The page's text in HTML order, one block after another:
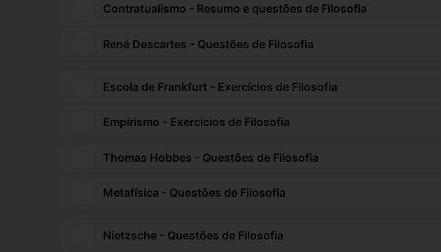
Contratualismo - Resumo e questões de Filosofia
René Descartes - Questões de Filosofia
Escola de Frankfurt - Exercícios de Filosofia
Empirismo - Exercícios de Filosofia
Thomas Hobbes - Questões de Filosofia
Metafísica - Questões de Filosofia
Nietzsche - Questões de Filosofia